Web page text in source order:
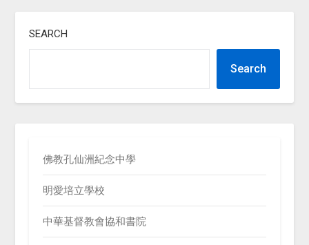
SEARCH
Search
佛教孔仙洲紀念中學
明愛培立學校
中華基督教會協和書院